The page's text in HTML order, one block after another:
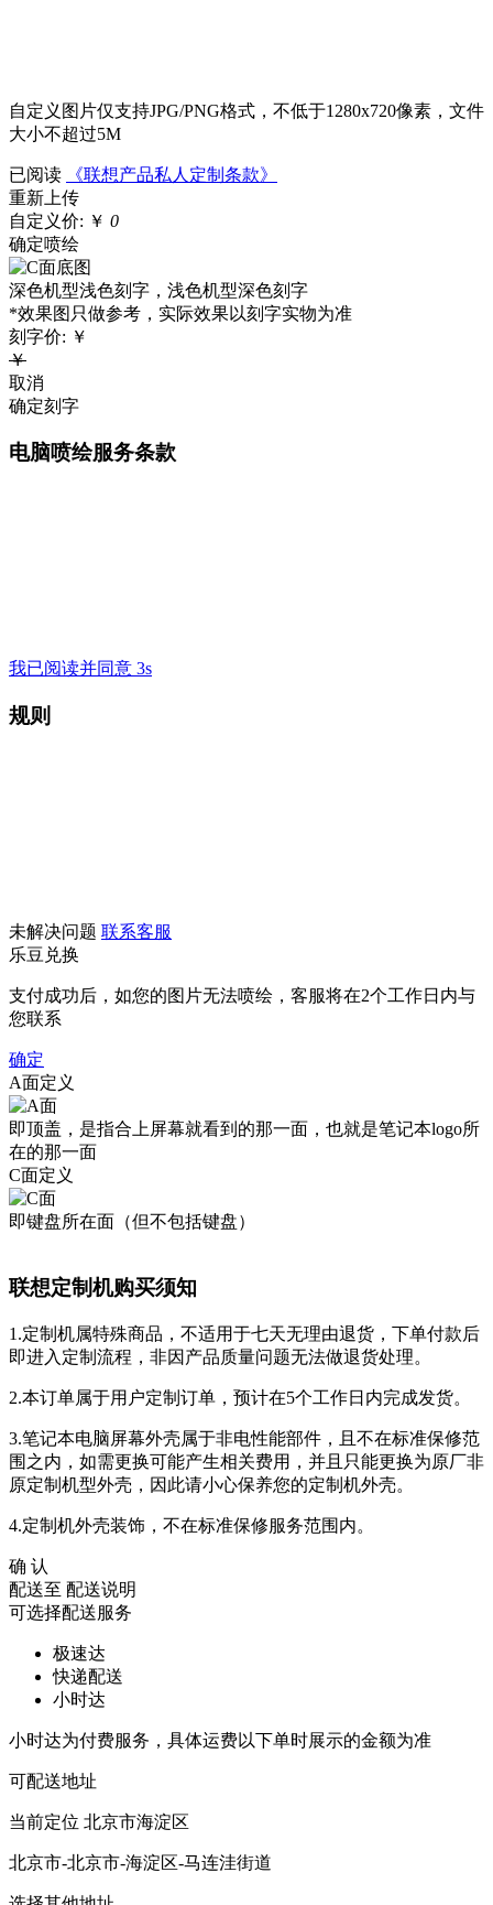
自定义图片仅支持JPG/PNG格式，不低于1280x720像素，文件
大小不超过5M
已阅读
《联想产品私人定制条款》
重新上传
自定义价: ￥ 0
确定喷绘
深色机型浅色刻字，浅色机型深色刻字
*效果图只做参考，实际效果以刻字实物为准
刻字价: ￥
￥
取消
确定刻字
电脑喷绘服务条款
我已阅读并同意 3s
规则
未解决问题 联系客服
乐豆兑换
支付成功后，如您的图片无法喷绘，客服将在2个工作日内与
您联系
确定
A面定义
即顶盖，是指合上屏幕就看到的那一面，也就是笔记本logo所
在的那一面
C面定义
即键盘所在面（但不包括键盘）
联想定制机购买须知
1.定制机属特殊商品，不适用于七天无理由退货，下单付款后
即进入定制流程，非因产品质量问题无法做退货处理。
2.本订单属于用户定制订单，预计在5个工作日内完成发货。
3.笔记本电脑屏幕外壳属于非电性能部件，且不在标准保修范
围之内，如需更换可能产生相关费用，并且只能更换为原厂非
原定制机型外壳，因此请小心保养您的定制机外壳。
4.定制机外壳装饰，不在标准保修服务范围内。
确 认
配送至 配送说明
可选择配送服务
极速达
快递配送
小时达
小时达为付费服务，具体运费以下单时展示的金额为准
可配送地址
当前定位 北京市海淀区
北京市-北京市-海淀区-马连洼街道